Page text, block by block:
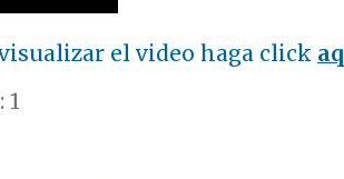
el video haga click
1